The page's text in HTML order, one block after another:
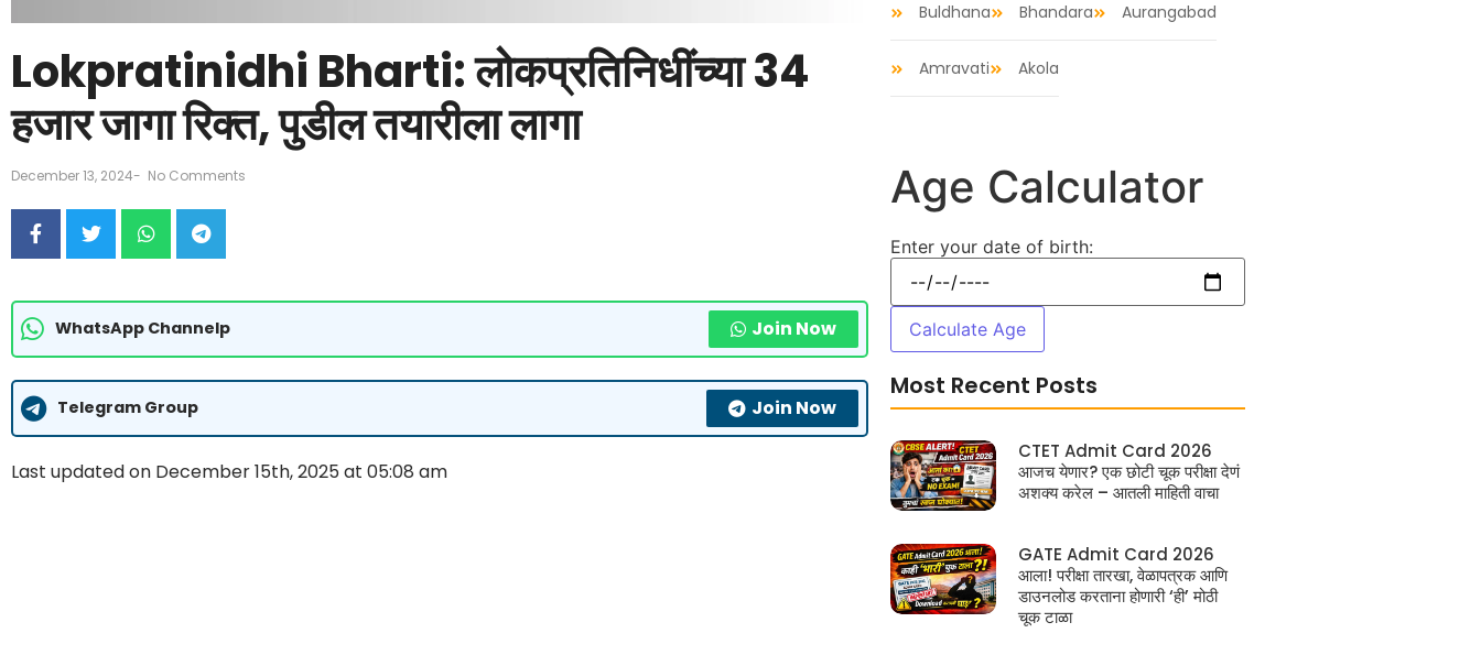
Lokpratinidhi Bharti: लोकप्रतिनिधींच्या 34
हजार जागा रिक्त, पुडील तयारीला लागा
December 13, 2024- No Comments
WhatsApp Channelp Join Now
Telegram Group Join Now
Last updated on December 15th, 2025 at 05:08 am
Buldhana Bhandara Aurangabad
Amravati Akola
Age Calculator
Enter your date of birth:
Calculate Age
Most Recent Posts
CTET Admit Card 2026
आजच येणार? एक छोटी चूक परीक्षा देणं
अशक्य करेल – आतली माहिती वाचा
GATE Admit Card 2026
आला! परीक्षा तारखा, वेळापत्रक आणि
डाउनलोड करताना होणारी ‘ही’ मोठी
चूक टाळा